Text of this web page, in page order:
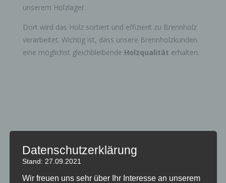
unserem Holzlager.
Dort wird das Holz sortiert und effizient zu Brennholz
verarbeitet. Wichtig ist, dass unsere Brennholzkunden
eine möglichst gleichbleibende Holzqualität erhalten.
Lufttrocknung
Datenschutzerklärung
Stand: 27.09.2021
Wir freuen uns sehr über Ihr Interesse an unserem